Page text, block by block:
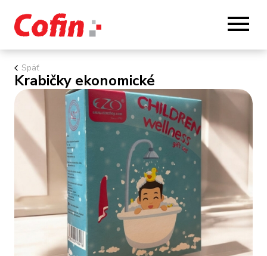
Späť
Krabičky ekonomické